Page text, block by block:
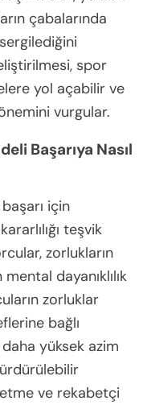
çabalarında
spor
yol açabilir ve
vurgular.
Başarıya Nasıl
için
teşvik
zorlukların
dayanıklılık
zorluklar
bağlı
daha yüksek azim
ve rekabetçi